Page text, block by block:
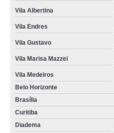
Vila Albertina
Vila Endres
Vila Gustavo
Vila Marisa Mazzei
Vila Medeiros
Belo Horizonte
Brasília
Curitiba
Diadema